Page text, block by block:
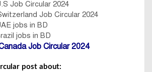
Job Circular 2024
Job Circular 2024
jobs in BD
jobs in BD
Job Circular 2024
post about: